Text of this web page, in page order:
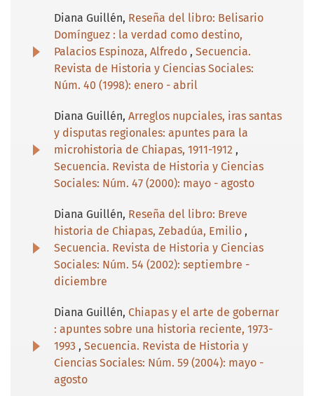
Diana Guillén, Reseña del libro: Belisario
Domínguez : la verdad como destino,
Palacios Espinoza, Alfredo , Secuencia.
Revista de Historia y Ciencias Sociales:
Núm. 40 (1998): enero - abril
Diana Guillén, Arreglos nupciales, iras santas
y disputas regionales: apuntes para la
microhistoria de Chiapas, 1911-1912 ,
Secuencia. Revista de Historia y Ciencias
Sociales: Núm. 47 (2000): mayo - agosto
Diana Guillén, Reseña del libro: Breve
historia de Chiapas, Zebadúa, Emilio ,
Secuencia. Revista de Historia y Ciencias
Sociales: Núm. 54 (2002): septiembre -
diciembre
Diana Guillén, Chiapas y el arte de gobernar
: apuntes sobre una historia reciente, 1973-
1993 , Secuencia. Revista de Historia y
Ciencias Sociales: Núm. 59 (2004): mayo -
agosto